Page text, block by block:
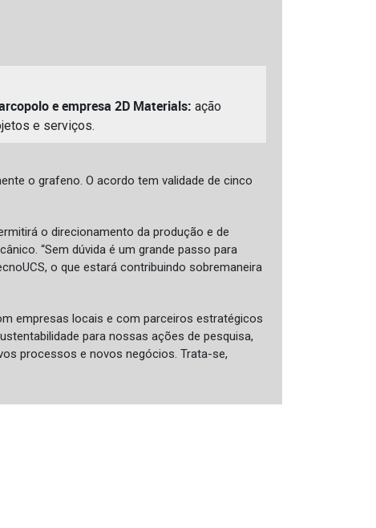
e empresa 2D Materials: ação
e serviços.
o grafeno. O acordo tem validade de cinco
o direcionamento da produção e de
“Sem dúvida é um grande passo para
o que estará contribuindo sobremaneira
empresas locais e com parceiros estratégicos
para nossas ações de pesquisa,
processos e novos negócios. Trata-se,